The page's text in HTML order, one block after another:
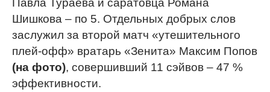
Павла Тураева и саратовца Романа
Шишкова – по 5. Отдельных добрых слов
заслужил за второй матч «утешительного
плей-офф» вратарь «Зенита» Максим Попов
(на фото), совершивший 11 сэйвов – 47 %
эффективности.